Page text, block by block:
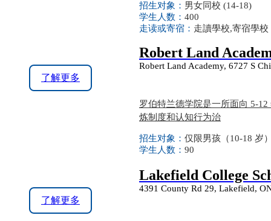
招生对象： 男女同校 (14-18)
学生人数： 400
走读或寄宿： 走讀學校,寄宿學校
了解更多
Robert Land
Robert Land Academy, 6727 S
罗伯特兰德学院是一所面向 5-
炼制度和认知行为治
招生对象： 仅限男孩（10-18 岁
学生人数： 90
了解更多
Lakefield College
4391 County Rd 29, Lakefield,